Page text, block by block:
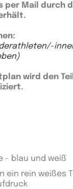
per Mail durch
wird den
- blau und weiß
ein rein weißes